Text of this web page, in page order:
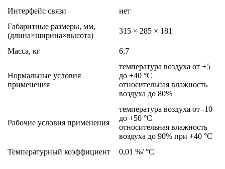
Интерфейс связи
нет
Габаритные размеры, мм,
(длина×ширина×высота)
315 × 285 × 181
Масса, кг 6,7
Нормальные условия
применения
температура воздуха от +5
до +40 °С
относительная влажность
воздуха до 80%
Рабочие условия применения
температура воздуха от -10
до +50 °С
относительная влажность
воздуха до 90% при +40 °С
Температурный коэффициент
0,01 %/ °С